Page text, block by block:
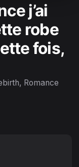
j’ai
robe
fois,
Romance